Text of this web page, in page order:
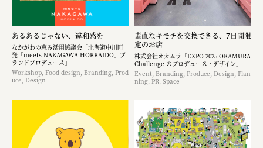
あるあるじゃない、違和感を
なかがわの恵み活用協議会「北海道中川町
発「meets NAKAGAWA HOKKAIDO」ブ
ランドプロデュース」
Workshop, Food design, Branding, Prod
uce, Design
素直なキモチを交換できる、7日間限
定のお店
株式会社オカムラ「EXPO 2025 OKAMURA
Challenge のプロデュース・デザイン」
Event, Branding, Produce, Design, Plan
ning, PR, Space